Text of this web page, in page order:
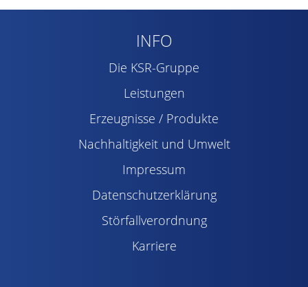
INFO
Die KSR-Gruppe
Leistungen
Erzeugnisse / Produkte
Nachhaltigkeit und Umwelt
Impressum
Datenschutzerklärung
Störfallverordnung
Karriere